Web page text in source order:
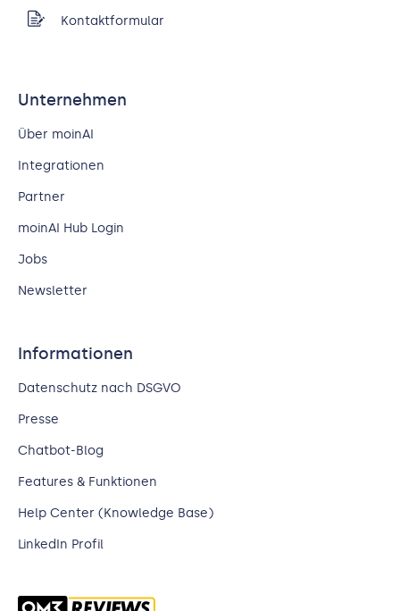
Kontaktformular
Unternehmen
Über moinAI
Integrationen
Partner
moinAI Hub Login
Jobs
Newsletter
Informationen
Datenschutz nach DSGVO
Presse
Chatbot-Blog
Features & Funktionen
Help Center (Knowledge Base)
LinkedIn Profil